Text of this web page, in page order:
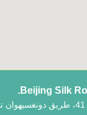
Beijing Silk